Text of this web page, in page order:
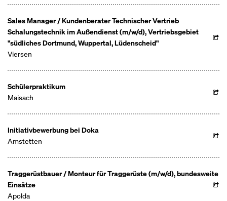
Sales Manager / Kundenberater Technischer Vertrieb
Schalungstechnik im Außendienst (m/w/d), Vertriebsgebiet
"südliches Dortmund, Wuppertal, Lüdenscheid"
Viersen
Schülerpraktikum
Maisach
Initiativbewerbung bei Doka
Amstetten
Traggerüstbauer / Monteur für Traggerüste (m/w/d), bundesweite
Einsätze
Apolda